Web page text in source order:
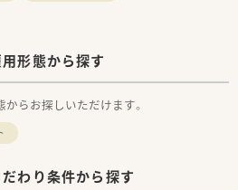
の医療拠点となる総合病院や大学病院な
門前型店舗、診療科目が異なる複数のク
的に成長ができます。
薬剤師を目指したい方！
ごろの健康管理までトータルにサポート
います。他の会社様などではよくある、
などはなく、真の相談役を目指されていま
形態から探す
らお探しいただけます。
わり条件から探す